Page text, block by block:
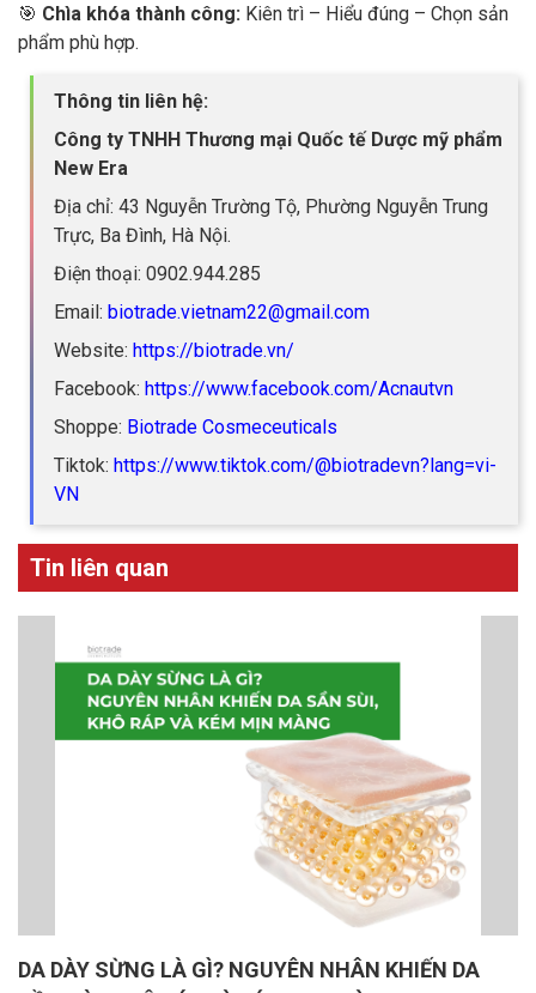
🎯 Chìa khóa thành công: Kiên trì – Hiểu đúng – Chọn sản
phẩm phù hợp.
Thông tin liên hệ:
Công ty TNHH Thương mại Quốc tế Dược mỹ phẩm
New Era
Địa chỉ: 43 Nguyễn Trường Tộ, Phường Nguyễn Trung
Trực, Ba Đình, Hà Nội.
Điện thoại: 0902.944.285
Email: biotrade.vietnam22@gmail.com
Website: https://biotrade.vn/
Facebook: https://www.facebook.com/Acnautvn
Shoppe: Biotrade Cosmeceuticals
Tiktok: https://www.tiktok.com/@biotradevn?lang=vi-
VN
Tin liên quan
DA DÀY SỪNG LÀ GÌ? NGUYÊN NHÂN KHIẾN DA